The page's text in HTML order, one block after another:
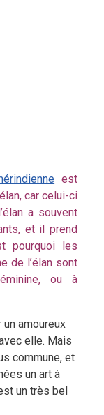
est
car celui-ci
a souvent
et il prend
pourquoi les
de l’élan sont
ou à
amoureux
elle. Mais
commune, et
un art à
un très bel